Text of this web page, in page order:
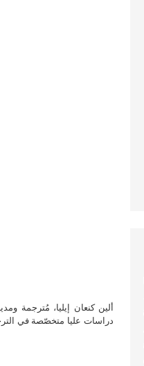
ألين كنعان إيليا، مُترجمة
دراسات عليا متخصّصة في